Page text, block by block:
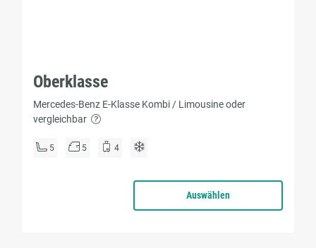
Oberklasse
Mercedes-Benz E-Klasse Kombi / Limousine oder
vergleichbar
5 5 4
Auswählen